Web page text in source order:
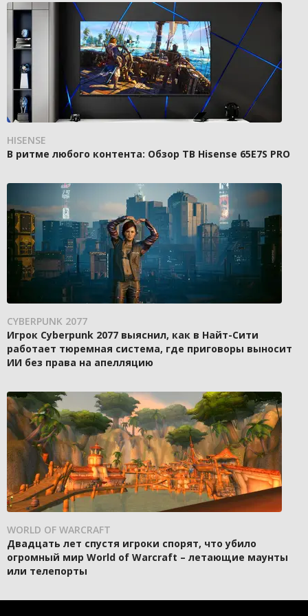
HISENSE
В ритме любого контента: Обзор ТВ Hisense 65E7S PRO
CYBERPUNK 2077
Игрок Cyberpunk 2077 выяснил, как в Найт-Сити
работает тюремная система, где приговоры выносит
ИИ без права на апелляцию
WORLD OF WARCRAFT
Двадцать лет спустя игроки спорят, что убило
огромный мир World of Warcraft – летающие маунты
или телепорты